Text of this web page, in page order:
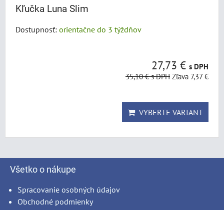
Kľučka Luna Slim
Dostupnosť: orientačne do 3 týždňov
27,73 € s DPH
35,10 €s DPH Zľava 7,37 €
VYBERTE VARIANT
Všetko o nákupe
Spracovanie osobných údajov
Obchodné podmienky